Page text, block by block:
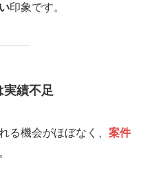
印象です。
績不足
る機会がほぼなく、 案件